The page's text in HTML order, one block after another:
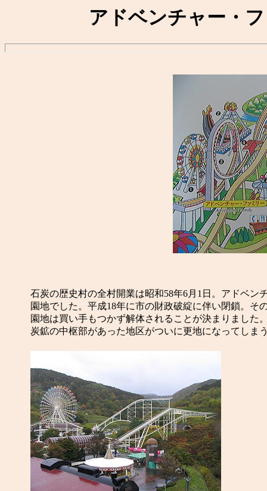
アドベンチャー・
石炭の歴史村の全村開業は昭和58年6月1日。アドベ
園地でした。平成18年に市の財政破綻に伴い閉鎖。
園地は買い手もつかず解体されることが決まりました
炭鉱の中枢部があった地区がついに更地になってしま